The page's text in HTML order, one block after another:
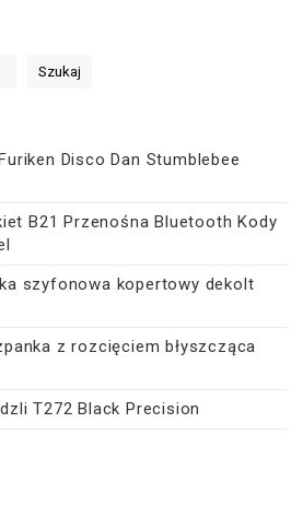
Szukaj
Disco Dan Stumblebee
B21 Przenośna Bluetooth Kody
szyfonowa kopertowy dekolt
z rozcięciem błyszcząca
T272 Black Precision